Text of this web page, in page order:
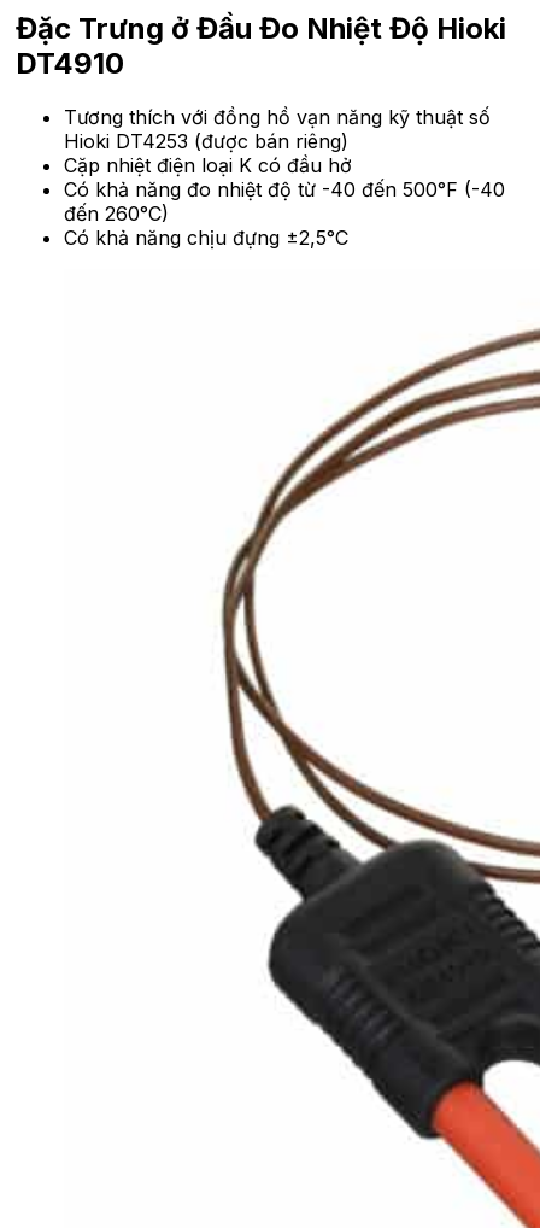
Đặc Trưng ở Đầu Đo Nhiệt Độ Hioki
DT4910
Tương thích với đồng hồ vạn năng kỹ thuật số
Hioki DT4253 (được bán riêng)
Cặp nhiệt điện loại K có đầu hở
Có khả năng đo nhiệt độ từ -40 đến 500°F (-40
đến 260°C)
Có khả năng chịu đựng ±2,5°C